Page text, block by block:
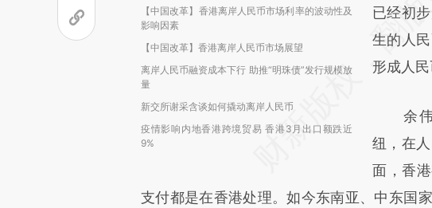
【中国改革】香港离岸人民币市场利率的波动性及
影响因素
【中国改革】香港离岸人民币市场展望
离岸人民币融资成本下行 助推“明珠债”发行规模放
量
新交所谢采含谈如何撬动离岸人民币
疫情影响内地香港跨境贸易 香港3月出口额跌近
9%
[https://
(https://
成，可
对和校
已经初
生的人
形成人民
余伟
纽，在
面，香
支付都是在香港处理。如今东南亚、中东国